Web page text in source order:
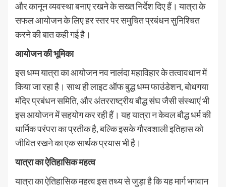
और कानून व्यवस्था बनाए रखने के सख्त निर्देश दिए हैं। यात्रा के
सफल आयोजन के लिए हर स्तर पर समुचित प्रबंधन सुनिश्चित
करने की बात कही गई है।
आयोजन की भूमिका
इस धम्म यात्रा का आयोजन नव नालंदा महाविहार के तत्वावधान में
किया जा रहा है। साथ ही लाइट ऑफ बुद्ध धम्म फाउंडेशन, बोधगया
मंदिर प्रबंधन समिति, और अंतरराष्ट्रीय बौद्ध संघ जैसी संस्थाएं भी
इस आयोजन में सहयोग कर रही हैं। यह यात्रा न केवल बौद्ध धर्म की
धार्मिक परंपरा का प्रतीक है, बल्कि इसके गौरवशाली इतिहास को
जीवित रखने का एक सार्थक प्रयास भी है।
यात्रा का ऐतिहासिक महत्व
यात्रा का ऐतिहासिक महत्व इस तथ्य से जुड़ा है कि यह मार्ग भगवान